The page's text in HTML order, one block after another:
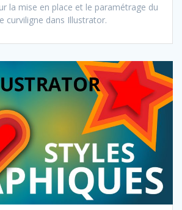
la mise en place et le paramétrage du
curviligne dans Illustrator.